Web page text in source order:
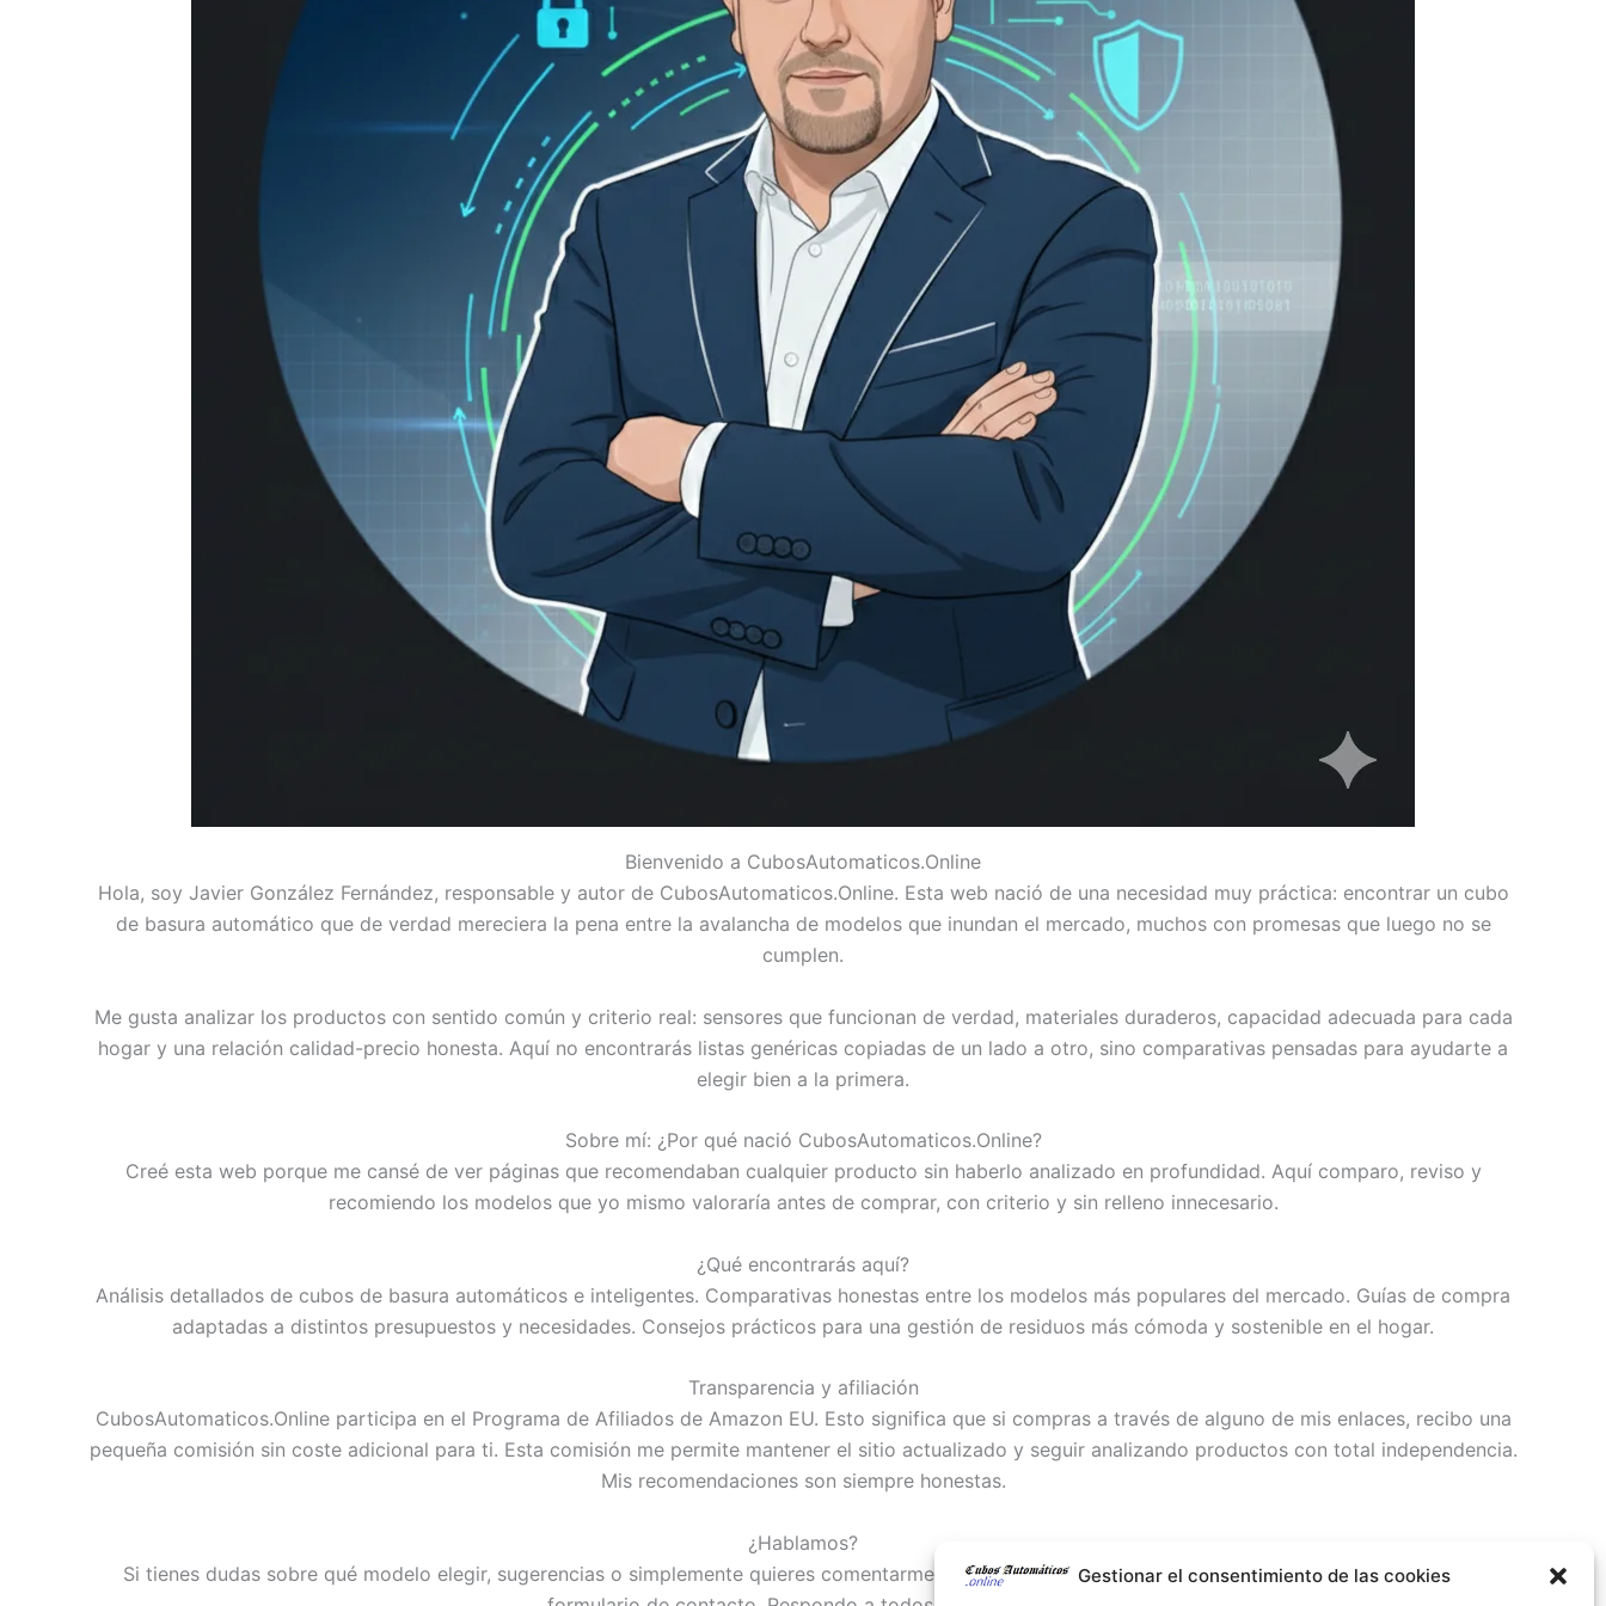
Bienvenido a CubosAutomaticos.Online
Hola, soy Javier González Fernández, responsable y autor de CubosAutomaticos.Online. Esta web nació de una necesidad muy práctica: encontrar un cubo
de basura automático que de verdad mereciera la pena entre la avalancha de modelos que inundan el mercado, muchos con promesas que luego no se
cumplen.
Me gusta analizar los productos con sentido común y criterio real: sensores que funcionan de verdad, materiales duraderos, capacidad adecuada para cada
hogar y una relación calidad-precio honesta. Aquí no encontrarás listas genéricas copiadas de un lado a otro, sino comparativas pensadas para ayudarte a
elegir bien a la primera.
Sobre mí: ¿Por qué nació CubosAutomaticos.Online?
Creé esta web porque me cansé de ver páginas que recomendaban cualquier producto sin haberlo analizado en profundidad. Aquí comparo, reviso y
recomiendo los modelos que yo mismo valoraría antes de comprar, con criterio y sin relleno innecesario.
¿Qué encontrarás aquí?
Análisis detallados de cubos de basura automáticos e inteligentes. Comparativas honestas entre los modelos más populares del mercado. Guías de compra
adaptadas a distintos presupuestos y necesidades. Consejos prácticos para una gestión de residuos más cómoda y sostenible en el hogar.
Transparencia y afiliación
CubosAutomaticos.Online participa en el Programa de Afiliados de Amazon EU. Esto significa que si compras a través de alguno de mis enlaces, recibo una
pequeña comisión sin coste adicional para ti. Esta comisión me permite mantener el sitio actualizado y seguir analizando productos con total independencia.
Mis recomendaciones son siempre honestas.
¿Hablamos?
Si tienes dudas sobre qué modelo elegir, sugerencias o simplemente quieres comentarme algo, escríbeme a info@cubosautomaticos.online o utiliza el
Gestionar el consentimiento de las cookies